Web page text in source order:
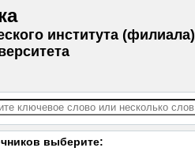
института (филиала)
выберите: